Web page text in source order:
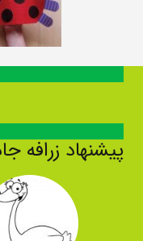
پیشنهاد زرافه